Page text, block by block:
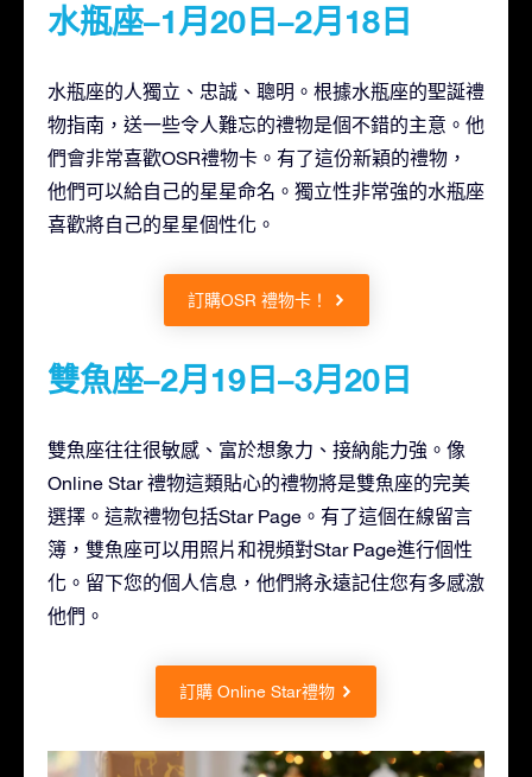
水瓶座–1月20日–2月18日
水瓶座的人獨立、忠誠、聰明。根據水瓶座的聖誕禮
物指南，送一些令人難忘的禮物是個不錯的主意。他
們會非常喜歡OSR禮物卡。有了這份新穎的禮物，
他們可以給自己的星星命名。獨立性非常強的水瓶座
喜歡將自己的星星個性化。
訂購OSR 禮物卡！
雙魚座–2月19日–3月20日
雙魚座往往很敏感、富於想象力、接納能力強。像
Online Star 禮物這類貼心的禮物將是雙魚座的完美
選擇。這款禮物包括Star Page。有了這個在線留言
簿，雙魚座可以用照片和視頻對Star Page進行個性
化。留下您的個人信息，他們將永遠記住您有多感激
他們。
訂購 Online Star禮物